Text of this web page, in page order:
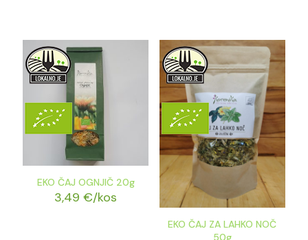
EKO ČAJ OGNJIČ 20g
3,49€/kos
EKO ČAJ ZA LAHKO NOČ
50g